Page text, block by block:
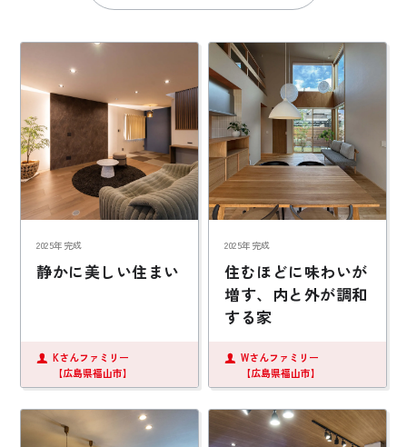
よくある質問
ご利用者の声・実例
お役立ち情報
YOUTUBE Instagram
2025年完成
静かに美しい住まい
Kさんファミリー
【広島県福山市】
2025年完成
住むほどに味わいが
増す、内と外が調和
する家
Wさんファミリー
【広島県福山市】